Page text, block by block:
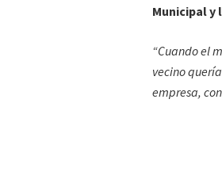
Municipal y
“Cuando el
vecino
empresa,